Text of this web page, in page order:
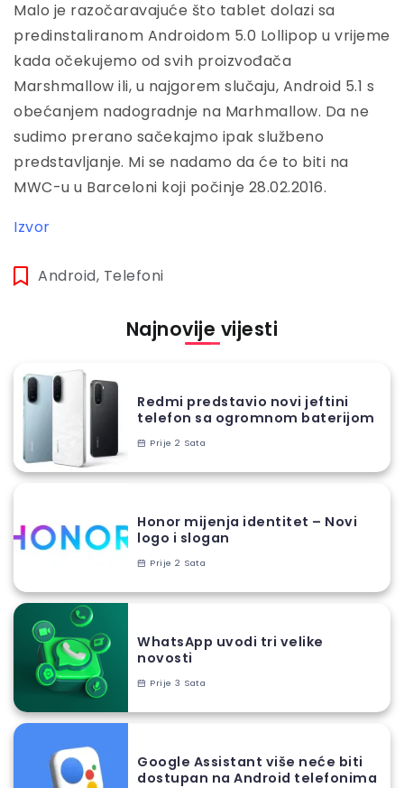
Malo je razočaravajuće što tablet dolazi sa
predinstaliranom Androidom 5.0 Lollipop u vrijeme
kada očekujemo od svih proizvođača
Marshmallow ili, u najgorem slučaju, Android 5.1 s
obećanjem nadogradnje na Marhmallow. Da ne
sudimo prerano sačekajmo ipak službeno
predstavljanje. Mi se nadamo da će to biti na
MWC-u u Barceloni koji počinje 28.02.2016.
Izvor
Android, Telefoni
Najnovije vijesti
Redmi predstavio novi jeftini
telefon sa ogromnom baterijom
Prije 2 Sata
Honor mijenja identitet – Novi
logo i slogan
Prije 2 Sata
WhatsApp uvodi tri velike
novosti
Prije 3 Sata
Google Assistant više neće biti
dostupan na Android telefonima